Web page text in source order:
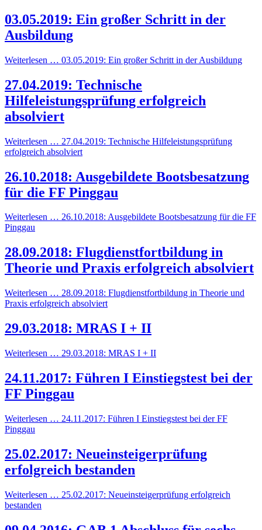
03.05.2019: Ein großer Schritt in der
Ausbildung
Weiterlesen … 03.05.2019: Ein großer Schritt in der Ausbildung
27.04.2019: Technische
Hilfeleistungsprüfung erfolgreich
absolviert
Weiterlesen … 27.04.2019: Technische Hilfeleistungsprüfung
erfolgreich absolviert
26.10.2018: Ausgebildete Bootsbesatzung
für die FF Pinggau
Weiterlesen … 26.10.2018: Ausgebildete Bootsbesatzung für die FF
Pinggau
28.09.2018: Flugdienstfortbildung in
Theorie und Praxis erfolgreich absolviert
Weiterlesen … 28.09.2018: Flugdienstfortbildung in Theorie und
Praxis erfolgreich absolviert
29.03.2018: MRAS I + II
Weiterlesen … 29.03.2018: MRAS I + II
24.11.2017: Führen I Einstiegstest bei der
FF Pinggau
Weiterlesen … 24.11.2017: Führen I Einstiegstest bei der FF
Pinggau
25.02.2017: Neueinsteigerprüfung
erfolgreich bestanden
Weiterlesen … 25.02.2017: Neueinsteigerprüfung erfolgreich
bestanden